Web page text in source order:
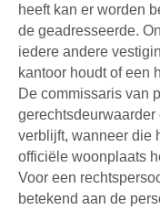
heeft kan er worden
de geadresseerde.
iedere andere
kantoor houdt of een
De commissaris van
verblijft, wanneer die
officiële woonplaats
Voor een
betekend aan de